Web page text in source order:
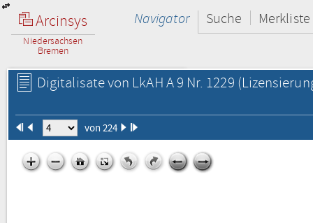
Arcinsys
Niedersachsen
Bremen
Navigator Suche Merkliste
Digitalisate von LkAH A 9 Nr. 1229
von 224